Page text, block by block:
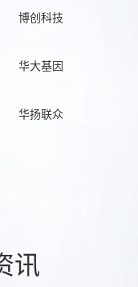
博创科技
华大基因
华扬联众
讯